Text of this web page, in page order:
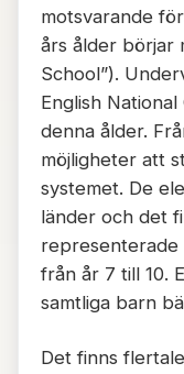
motsvarande
års ålder börjar
School”).
English
denna ålder.
möjligheter att
systemet. De
länder och det
representerade
från år 7 till 10.
samtliga barn
Det finns